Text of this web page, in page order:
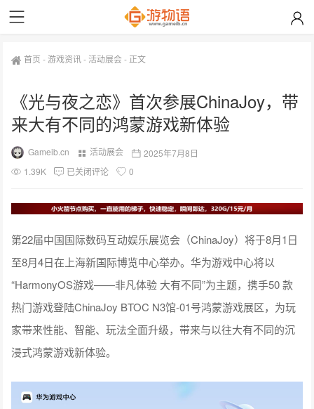
首页 -游戏资讯-活动展会- 正文
《光与夜之恋》首次参展ChinaJoy，带
来大有不同的鸿蒙游戏新体验
Gameib.cn 活动展会
2025年7月8日
1.39K
已关闭评论 0
第22届中国国际数码互动娱乐展览会（ChinaJoy）将于8月1日
至8月4日在上海新国际博览中心举办。华为游戏中心将以
“HarmonyOS游戏——非凡体验 大有不同”为主题，携手50 款
热门游戏登陆ChinaJoy BTOC N3馆-01号鸿蒙游戏展区，为玩
家带来性能、智能、玩法全面升级，带来与以往大有不同的沉
浸式鸿蒙游戏新体验。